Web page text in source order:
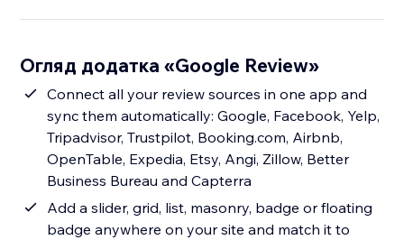
Огляд додатка «Google Review»
Connect all your review sources in one app and
sync them automatically: Google, Facebook, Yelp,
Tripadvisor, Trustpilot, Booking.com, Airbnb,
OpenTable, Expedia, Etsy, Angi, Zillow, Better
Business Bureau and Capterra
Add a slider, grid, list, masonry, badge or floating
badge anywhere on your site and match it to